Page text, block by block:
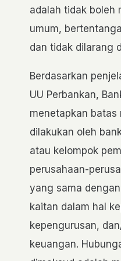
adalah tidak boleh
umum,
dan tidak dilarang
Berdasarkan
UU Perbankan,
menetapkan
dilakukan oleh
atau kelompok
perusahaan-
yang sama
kaitan dalam hal
kepengurusan,
keuangan.